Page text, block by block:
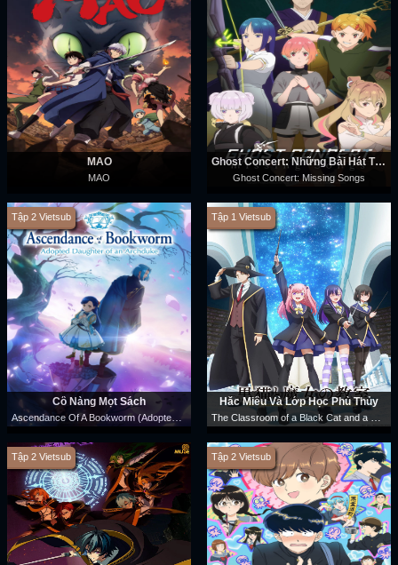
MAO
MAO
Ghost Concert: Những Bài Hát Thất Lạc
Ghost Concert: Missing Songs
Tập 2 Vietsub
Cô Nàng Mọt Sách
Ascendance Of A Bookworm (Adopted Daughter Of An Archduke)
Tập 1 Vietsub
Hắc Miêu Và Lớp Học Phù Thủy
The Classroom of a Black Cat and a Witch
Tập 2 Vietsub Tập 2 Vietsub